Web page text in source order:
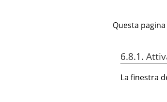
Questa
6.8.1.
La finestra